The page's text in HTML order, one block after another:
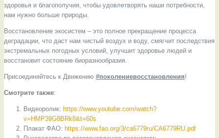
здоровья и благополучия, чтобы удовлетворять наши потребности,
нам нужно больше природы.
Восстановление экосистем – это полное прекращение процесса
деградации, что даст нам чистый воздух и воду, смягчит последствия
экстремальных погодных условий, улучшит здоровье людей и
восстановит состояние биоразнообразия.
Присоединяйтесь к Движению #поколениевосстановления!
Смотрите также:
Видеоролик: https://www.youtube.com/watch?
v=HMP39G8BRk8&t=60s
Плакат ФАО: https://www.fao.org/3/ca6779ru/CA6779RU.pdf